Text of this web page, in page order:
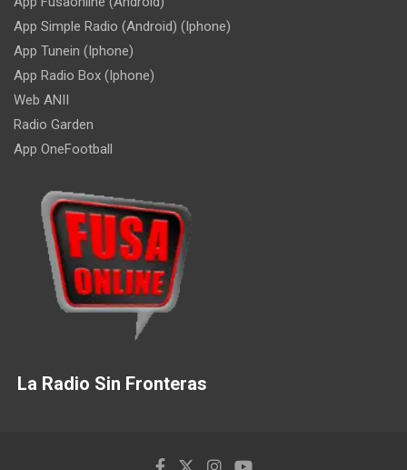
App Simple Radio (Android) (Iphone)
App Tunein (Iphone)
App Radio Box (Iphone)
Web ANII
Radio Garden
App OneFootball
La Radio Sin Fronteras